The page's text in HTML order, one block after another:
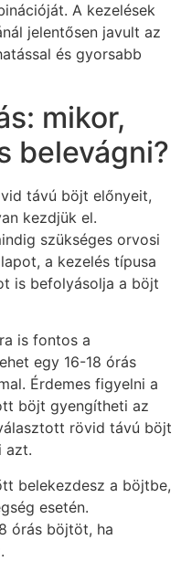
A kezelések
jelentősen javult az
és gyorsabb
mikor,
belevágni?
távú böjt előnyeit,
kezdjük el.
szükséges orvosi
a kezelés típusa
is befolyásolja a böjt
is fontos a
egy 16-18 órás
Érdemes figyelni a
böjt gyengítheti az
rövid távú böjt
azt.
belekezdesz a böjtbe,
esetén.
órás böjtöt, ha